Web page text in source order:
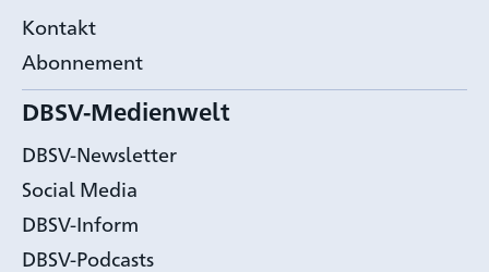
Kontakt
Abonnement
DBSV-Medienwelt
DBSV-Newsletter
Social Media
DBSV-Inform
DBSV-Podcasts